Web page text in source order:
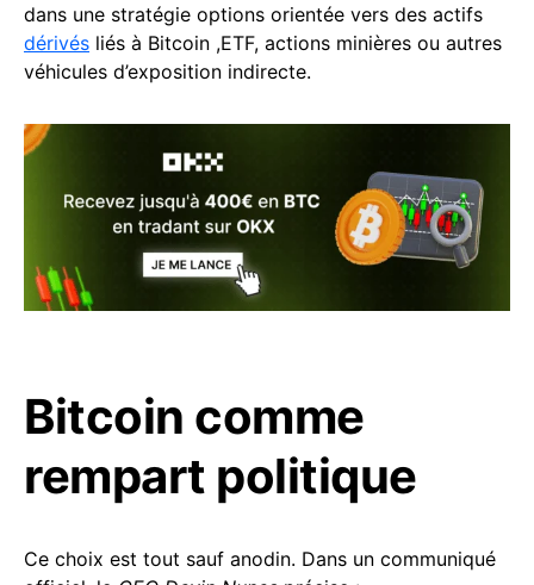
dans une stratégie options orientée vers des actifs
dérivés liés à Bitcoin ,ETF, actions minières ou autres
véhicules d’exposition indirecte.
Bitcoin comme
rempart politique
Ce choix est tout sauf anodin. Dans un communiqué